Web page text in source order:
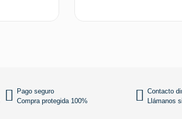
Pago seguro
Compra protegida 100%
Contacto
Llámanos